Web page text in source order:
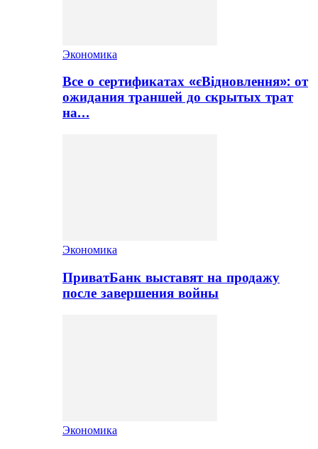
Экономика
Все о сертификатах «єВідновлення»: от
ожидания траншей до скрытых трат
на…
Экономика
ПриватБанк выставят на продажу
после завершения войны
Экономика